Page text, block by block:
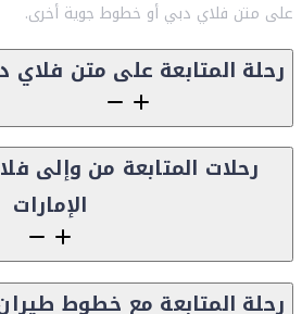
على متن فلاي دبي أو خطوط جوية أخرى.
رحلة المتابعة على متن فلاي
رحلات المتابعة من وإلى
الإمارات
رحلة المتابعة مع خطوط